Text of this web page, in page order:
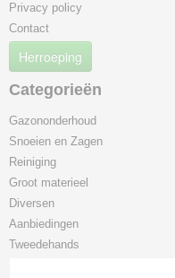
Privacy policy
Contact
Herroeping
Categorieën
Gazononderhoud
Snoeien en Zagen
Reiniging
Groot materieel
Diversen
Aanbiedingen
Tweedehands